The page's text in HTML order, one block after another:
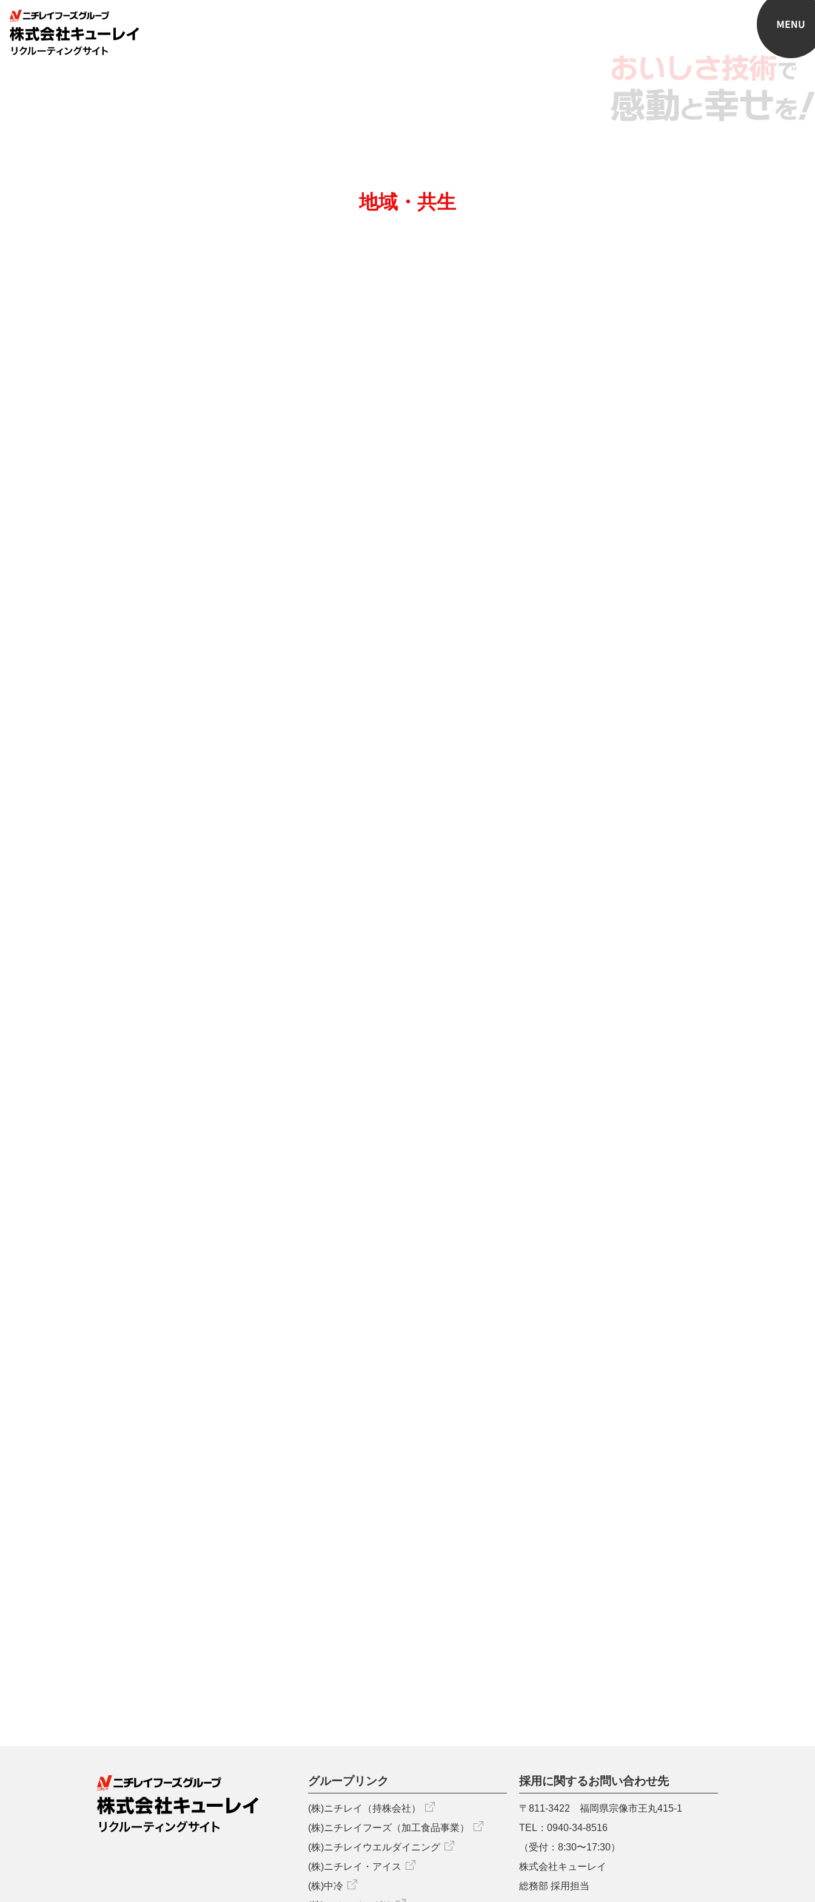
地域・共生
グループリンク
(株)ニチレイ（持株会社）
(株)ニチレイフーズ（加工食品事業）
(株)ニチレイウエルダイニング
(株)ニチレイ・アイス
(株)中冷
採用に関するお問い合わせ先
〒811-3422 福岡県宗像市王丸415-1
TEL：0940-34-8516
（受付：8:30〜17:30）
株式会社キューレイ
総務部 採用担当